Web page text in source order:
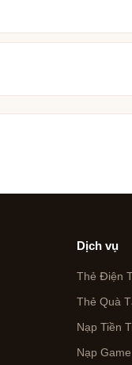
Dịch vụ
Thẻ Điện
Thẻ Quà
Nạp Tiền
Nạp Game